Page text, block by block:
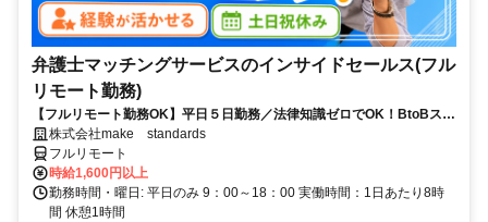
弁護士マッチングサービスのインサイドセールス(フル
リモート勤務)
【フルリモート勤務OK】平日５日勤務／法律知識ゼロでOK！BtoBスキ
ルが身につく営業職
株式会社make standards
フルリモート
時給1,600円以上
勤務時間・曜日: 平日のみ 9：00～18：00 実働時間：1日あたり8時
間 休憩1時間